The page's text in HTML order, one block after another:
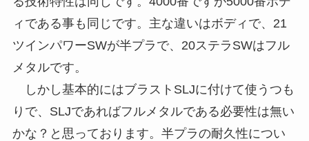
ィである事も同じです。主な違いはボディで、21
ツインパワーSWが半プラで、20ステラSWはフル
メタルです。
しかし基本的にはブラストSLJに付けて使うつも
りで、SLJであればフルメタルである必要性は無い
かな？と思っております。半プラの耐久性につい